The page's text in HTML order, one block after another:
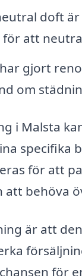
doft
att
gjort
om
i Malsta
specifika
för att
behöva
är att
för